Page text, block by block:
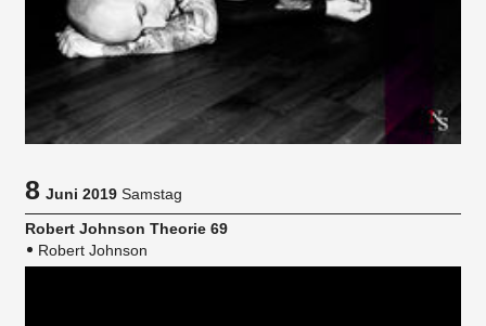
8Juni 2019 Samstag
Robert Johnson Theorie 69
Robert Johnson